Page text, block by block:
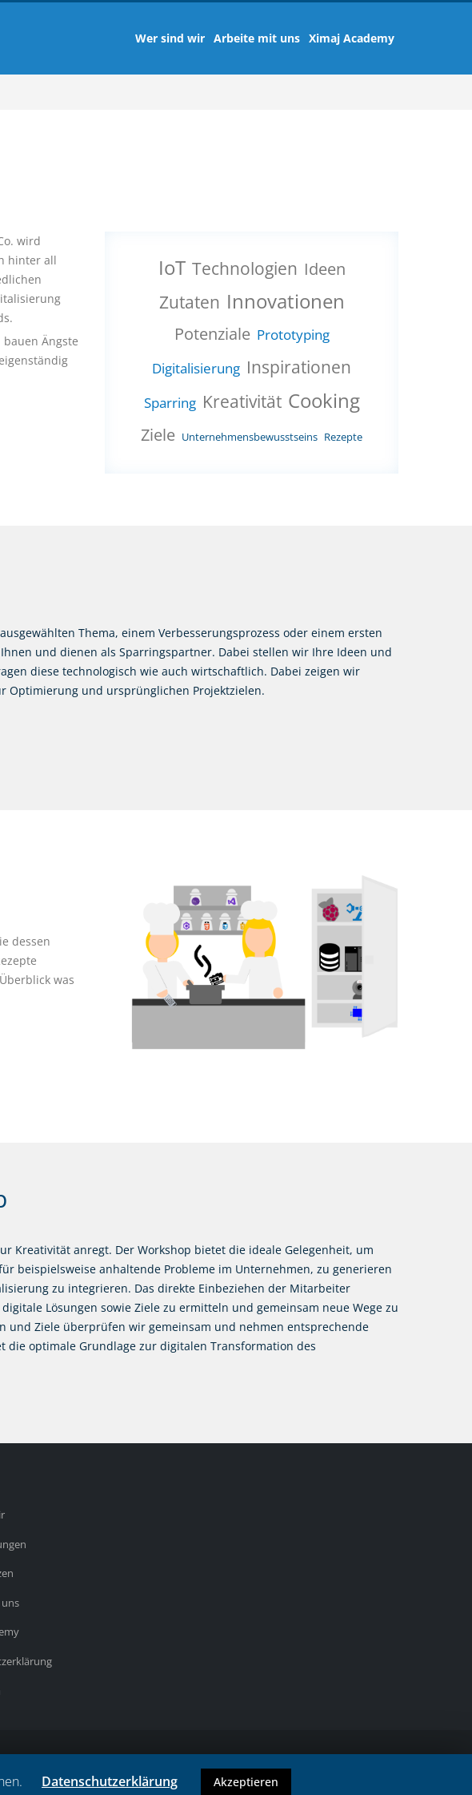
Wer sind wir Arbeite mit uns Ximaj Academy
wird
hinter all
Ängste
IoT Technologien Ideen
Zutaten Innovationen
Potenziale Prototyping
Digitalisierung Inspirationen
Sparring Kreativität Cooking
Ziele Unternehmensbewusstseins Rezepte
Thema, einem Verbesserungsprozess oder einem ersten
und dienen als Sparringspartner. Dabei stellen wir Ihre Ideen und
diese technologisch wie auch wirtschaftlich. Dabei zeigen wir
Optimierung und ursprünglichen Projektzielen.
dessen
was
Kreativität anregt. Der Workshop bietet die ideale Gelegenheit, um
beispielsweise anhaltende Probleme im Unternehmen, zu generieren
zu integrieren. Das direkte Einbeziehen der Mitarbeiter
Lösungen sowie Ziele zu ermitteln und gemeinsam neue Wege zu
und Ziele überprüfen wir gemeinsam und nehmen entsprechende
die optimale Grundlage zur digitalen Transformation des
Datenschutzerklärung Akzeptieren